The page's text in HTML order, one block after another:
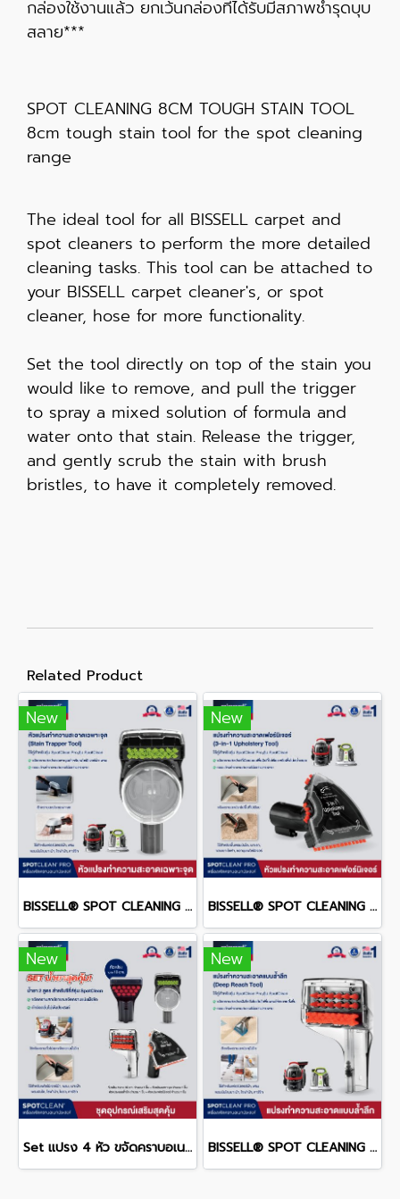
กล่องใช้งานแล้ว ยกเว้นกล่องที่ได้รับมีสภาพชำรุดบุบ
สลาย***
SPOT CLEANING 8CM TOUGH STAIN TOOL
8cm tough stain tool for the spot cleaning
range
The ideal tool for all BISSELL carpet and
spot cleaners to perform the more detailed
cleaning tasks. This tool can be attached to
your BISSELL carpet cleaner's, or spot
cleaner, hose for more functionality.
Set the tool directly on top of the stain you
would like to remove, and pull the trigger
to spray a mixed solution of formula and
water onto that stain. Release the trigger,
and gently scrub the stain with brush
bristles, to have it completely removed.
Related Product
New
BISSELL® SPOT CLEANING Stain trapper 2370 หัวแปรงทำความสะอาดเฉพาะจุด
New
BISSELL® SPOT CLEANING 3-in-1 upholstery tool 2369 หัวแปรงทำความสะอาดเฟอร์นิเจอร์ผ้า
New
Set แปรง 4 หัว ขจัดคราบอเนกประสงค์ สำหรับรุ่น Spotclean® / Spotclean PRO
New
BISSELL® SPOT CLEANING Deep Reach Tool 2367 หัวแปรงทำความสะอาดพรมแบบล้ำลึก